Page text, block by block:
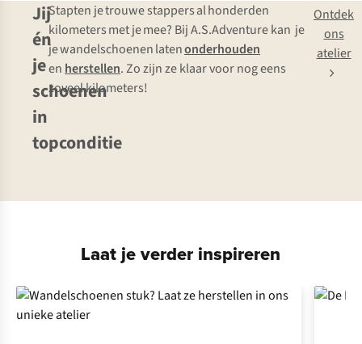
Jij
én
je
schoenen
in
topconditie
Stapten je trouwe stappers al honderden
kilometers met je mee? Bij A.S.Adventure kan je
je wandelschoenen latenonderhouden
en herstellen. Zo zijn ze klaar voor nog eens
zoveel kilometers!
Ontdek
ons
atelier
Laat je verder inspireren